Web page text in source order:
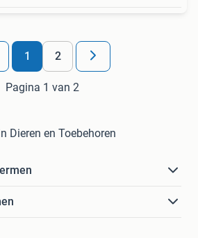
1 2
Pagina 1 van 2
Dieren en Toebehoren